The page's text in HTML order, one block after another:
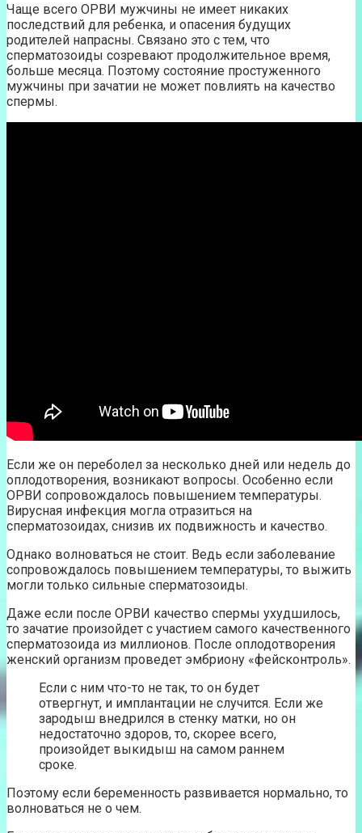
Чаще всего ОРВИ мужчины не имеет никаких
последствий для ребенка, и опасения будущих
родителей напрасны. Связано это с тем, что
сперматозоиды созревают продолжительное время,
больше месяца. Поэтому состояние простуженного
мужчины при зачатии не может повлиять на качество
спермы.
Если же он переболел за несколько дней или недель до
оплодотворения, возникают вопросы. Особенно если
ОРВИ сопровождалось повышением температуры.
Вирусная инфекция могла отразиться на
сперматозоидах, снизив их подвижность и качество.
Однако волноваться не стоит. Ведь если заболевание
сопровождалось повышением температуры, то выжить
могли только сильные сперматозоиды.
Даже если после ОРВИ качество спермы ухудшилось,
то зачатие произойдет с участием самого качественного
сперматозоида из миллионов. После оплодотворения
женский организм проведет эмбриону «фейсконтроль».
Если с ним что-то не так, то он будет
отвергнут, и имплантации не случится. Если же
зародыш внедрился в стенку матки, но он
недостаточно здоров, то, скорее всего,
произойдет выкидыш на самом раннем
сроке.
Поэтому если беременность развивается нормально, то
волноваться не о чем.